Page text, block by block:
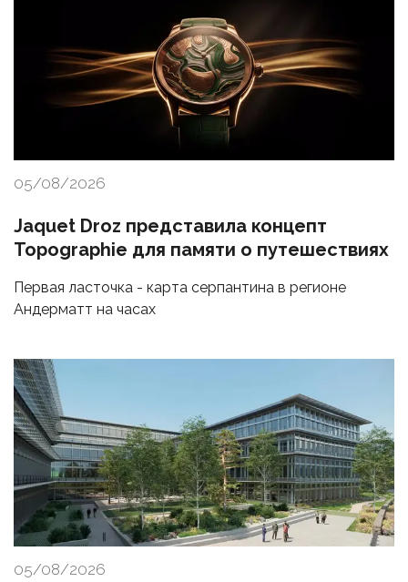
05/08/2026
Jaquet Droz представила концепт
Topographie для памяти о путешествиях
Первая ласточка - карта серпантина в регионе
Андерматт на часах
05/08/2026